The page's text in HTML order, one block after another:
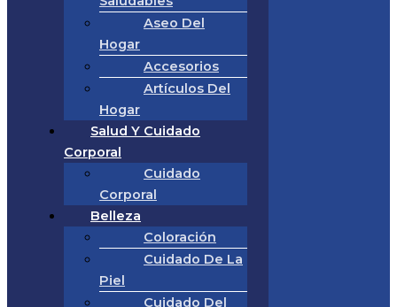
Aseo Del
Hogar
Accesorios
Artículos Del
Hogar
Salud Y Cuidado
Corporal
Cuidado
Corporal
Belleza
Coloración
Cuidado De La
Piel
Cuidado Del